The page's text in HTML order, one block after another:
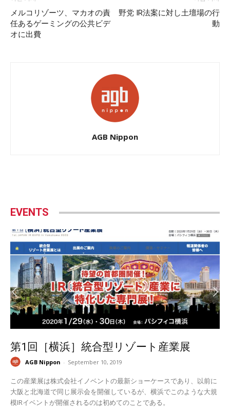
メルコリゾーツ、マカオの責
任あるゲーミングの公共ビデ
オに出費
野党 IR法案に対し土壇場の行
動
AGB Nippon
EVENTS
第1回［横浜］統合型リゾート産業展
AGB Nippon - September 10, 2019
この産業展は株式会社イノベントの最新ショーケースであり、以前に
大阪と北海道で同じ展示会を開催しているが、横浜でこのような大規
模IRイベントが開催されるのは初めてのことである。